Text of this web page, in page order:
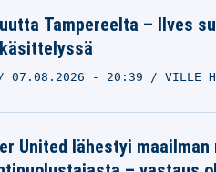
Tampereelta – Ilves
07.08.2026 - 20:39 VILLE
United lähestyi